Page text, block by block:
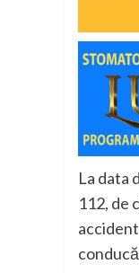
La data
112, de